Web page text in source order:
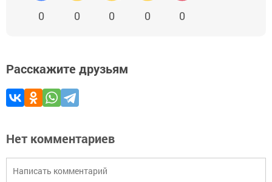
0 0 0 0 0
Расскажите друзьям
Нет комментариев